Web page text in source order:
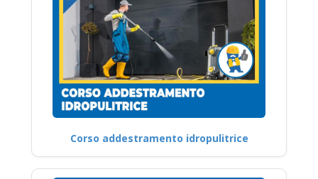
Corso addestramento idropulitrice